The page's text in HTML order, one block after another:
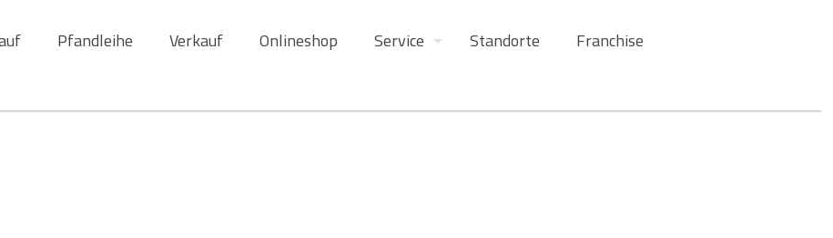
Pfandleihe Verkauf Onlineshop Service Standorte Franchise